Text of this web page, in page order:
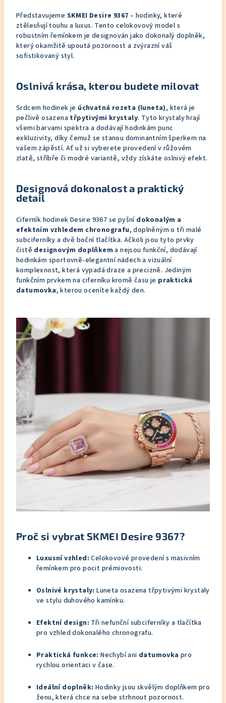
Představujeme SKMEI Desire 9367 – hodinky, které
ztělesňují touhu a luxus. Tento celokovový model s
robustním řemínkem je designován jako dokonalý doplněk,
který okamžitě upoutá pozornost a zvýrazní váš
sofistikovaný styl.
Oslnivá krása, kterou budete milovat
Srdcem hodinek je úchvatná rozeta (luneta), která je
pečlivě osazena třpytivými krystaly. Tyto krystaly hrají
všemi barvami spektra a dodávají hodinkám punc
exkluzivity, díky čemuž se stanou dominantním šperkem na
vašem zápěstí. Ať už si vyberete provedení v růžovém
zlatě, stříbře či modré variantě, vždy získáte oslnivý efekt.
Designová dokonalost a praktický
detail
Ciferník hodinek Desire 9367 se pyšní dokonalým a
efektním vzhledem chronografu, doplněným o tři malé
subciferníky a dvě boční tlačítka. Ačkoli jsou tyto prvky
čistě designovým doplňkem a nejsou funkční, dodávají
hodinkám sportovně-elegantní nádech a vizuální
komplexnost, která vypadá draze a precizně. Jediným
funkčním prvkem na ciferníku kromě času je praktická
datumovka, kterou oceníte každý den.
Proč si vybrat SKMEI Desire 9367?
Luxusní vzhled: Celokovové provedení s masivním
řemínkem pro pocit prémiovosti.
Oslnivé krystaly: Luneta osazena třpytivými krystaly
ve stylu duhového kamínku.
Efektní design: Tři nefunční subciferníky a tlačítka
pro vzhled dokonalého chronografu.
Praktická funkce: Nechybí ani datumovka pro
rychlou orientaci v čase.
Ideální doplněk: Hodinky jsou skvělým doplňkem pro
ženu, která chce na sebe strhnout pozornost.